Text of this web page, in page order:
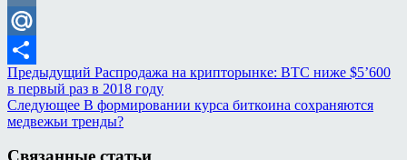
VK
Mail.Ru
Отправить
Предыдущий Распродажа на крипторынке: BTC ниже $5’600
в первый раз в 2018 году
Следующее В формировании курса биткоина сохраняются
медвежьи тренды?
Связанные статьи